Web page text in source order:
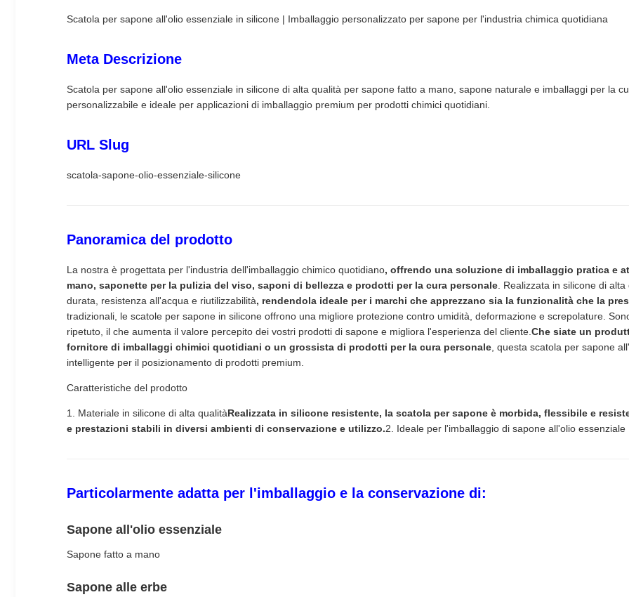
Scatola per sapone all'olio essenziale in silicone | Imballaggio personalizzato per sapone per l'industria chimica quotidiana
Meta Descrizione
Scatola per sapone all'olio essenziale in silicone di alta qualità per sapone fatto a mano, sapone naturale e imballaggi per la
personalizzabile e ideale per applicazioni di imballaggio premium per prodotti chimici quotidiani.
URL Slug
scatola-sapone-olio-essenziale-silicone
Panoramica del prodotto
La nostra è progettata per l'industria dell'imballaggio chimico quotidiano, offrendo una soluzione di imballaggio pratica e
mano, saponette per la pulizia del viso, saponi di bellezza e prodotti per la cura personale . Realizzata in silicone di
durata, resistenza all'acqua e riutilizzabilità, rendendola ideale per i marchi che apprezzano sia la funzionalità che la
tradizionali, le scatole per sapone in silicone offrono una migliore protezione contro umidità, deformazione e screpolature.
ripetuto, il che aumenta il valore percepito dei vostri prodotti di sapone e migliora l'esperienza del cliente. Che siate un
fornitore di imballaggi chimici quotidiani o un grossista di prodotti per la cura personale , questa scatola per sapone
intelligente per il posizionamento di prodotti premium.
Caratteristiche del prodotto
1. Materiale in silicone di alta qualitàRealizzata in silicone resistente, la scatola per sapone è morbida, flessibile e
e prestazioni stabili in diversi ambienti di conservazione e utilizzo.2. Ideale per l'imballaggio di sapone all'olio essenziale
Particolarmente adatta per l'imballaggio e la conservazione di:
Sapone all'olio essenziale
Sapone fatto a mano
Sapone alle erbe